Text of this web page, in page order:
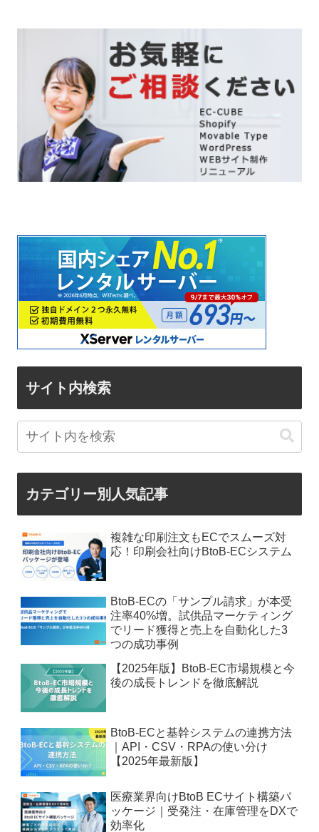
サイト内検索
カテゴリー別人気記事
複雑な印刷注文もECでスムーズ対
応！印刷会社向けBtoB-ECシステム
BtoB-ECの「サンプル請求」が本受
注率40%増。試供品マーケティング
でリード獲得と売上を自動化した3
つの成功事例
【2025年版】BtoB-EC市場規模と今
後の成長トレンドを徹底解説
BtoB-ECと基幹システムの連携方法
｜API・CSV・RPAの使い分け
【2025年最新版】
医療業界向けBtoB ECサイト構築パ
ッケージ｜受発注・在庫管理をDXで
効率化